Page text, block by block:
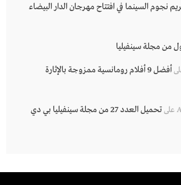
نجوم السينما في افتتاح مهرجان الدار البيضاء
من مجلة سينفيليا
أفضل 9 أفلام رومانسية ممزوجة بالإثارة
على
تحميل العدد 27 من مجلة سينفيليا بي دي